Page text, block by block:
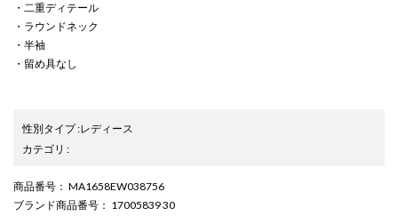
・二重ディテール
・ラウンドネック
・半袖
・留め具なし
性別タイプ:レディース
カテゴリ :
商品番号 ： MA1658EW038756
ブランド商品番号 ： 17005839 30